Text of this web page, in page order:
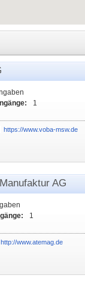
1
https://www.voba-msw.de
AG
1
http://www.atemag.de